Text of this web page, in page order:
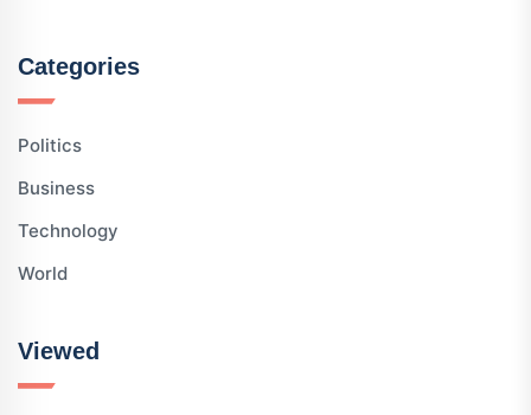
Categories
Politics
Business
Technology
World
Viewed